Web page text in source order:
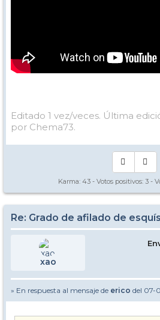
Editado 1 vez/veces. Última
por Chema73.
Karma: 43 - Votos positivos: 3 -
Re: Grado de afilado de
xao
» En respuesta al mensaje de erico del 07-